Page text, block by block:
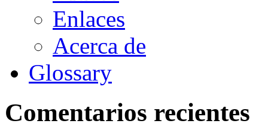
Enlaces
Acerca de
Glossary
Comentarios recientes